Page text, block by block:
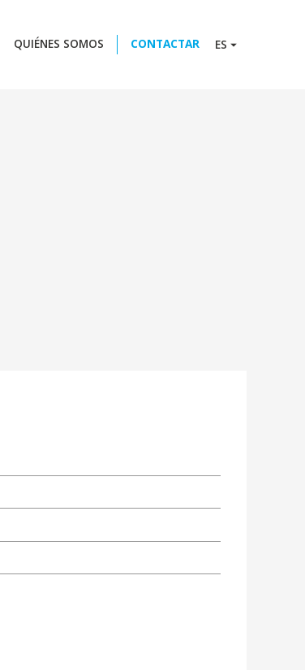
QUIÉNES SOMOS CONTACTAR ES